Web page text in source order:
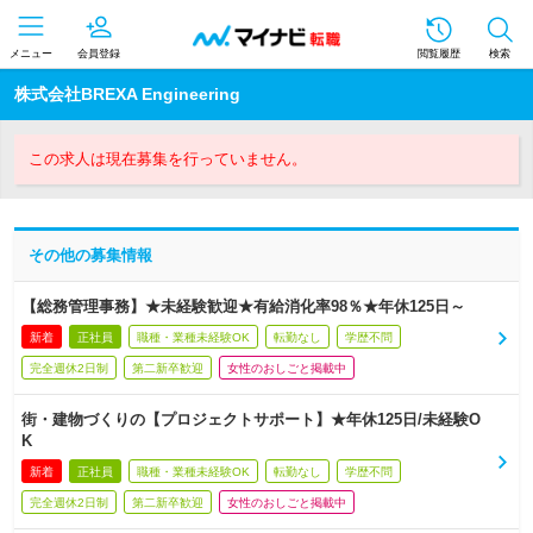
メニュー 会員登録 閲覧履歴 検索
株式会社BREXA Engineering
この求人は現在募集を行っていません。
その他の募集情報
【総務管理事務】★未経験歓迎★有給消化率98％★年休125日～
新着 正社員 職種・業種未経験OK 転勤なし 学歴不問
完全週休2日制 第二新卒歓迎 女性のおしごと掲載中
街・建物づくりの【プロジェクトサポート】★年休125日/未経験O
K
新着 正社員 職種・業種未経験OK 転勤なし 学歴不問
完全週休2日制 第二新卒歓迎 女性のおしごと掲載中